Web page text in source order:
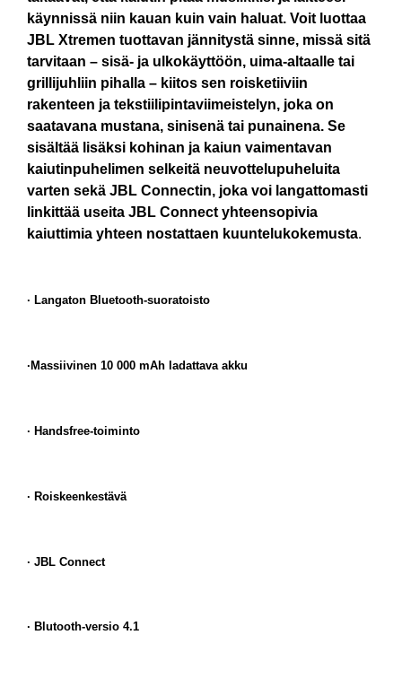
käynnissä niin kauan kuin vain haluat. Voit luottaa
JBL Xtremen tuottavan jännitystä sinne, missä sitä
tarvitaan – sisä- ja ulkokäyttöön, uima-altaalle tai
grillijuhliin pihalla – kiitos sen roisketiiviin
rakenteen ja tekstiilipintaviimeistelyn, joka on
saatavana mustana, sinisenä tai punainena. Se
sisältää lisäksi kohinan ja kaiun vaimentavan
kaiutinpuhelimen selkeitä neuvottelupuheluita
varten sekä JBL Connectin, joka voi langattomasti
linkittää useita JBL Connect yhteensopivia
kaiuttimia yhteen nostattaen kuuntelukokemusta.
· Langaton Bluetooth-suoratoisto
·Massiivinen 10 000 mAh ladattava akku
· Handsfree-toiminto
· Roiskeenkestävä
· JBL Connect
· Blutooth-versio 4.1